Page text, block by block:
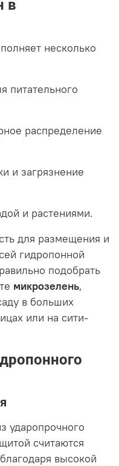
в
несколько
питательного
распределение
и загрязнение
и растениями.
для размещения и
гидропонной
подобрать
микрозелень,
в больших
или на сити-
ударопрочного
считаются
высокой